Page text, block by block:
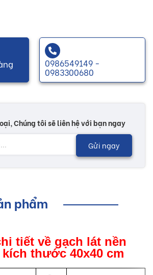
0986549149 -
0983300680
Chúng tôi sẽ liên hệ với bạn ngay
Gửi ngay
phẩm
tiết về gạch lát nền
thước 40x40 cm